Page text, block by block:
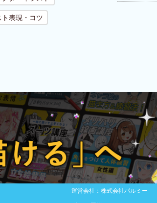
ト表現・コツ
運営会社：株式会社パルミー